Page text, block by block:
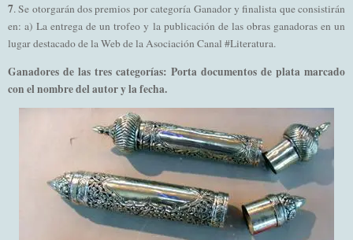
7. Se otorgarán dos premios por categoría Ganador y finalista que consistirán
en: a) La entrega de un trofeo y la publicación de las obras ganadoras en un
lugar destacado de la Web de la Asociación Canal #Literatura.
Ganadores de las tres categorías: Porta documentos de plata marcado
con el nombre del autor y la fecha.